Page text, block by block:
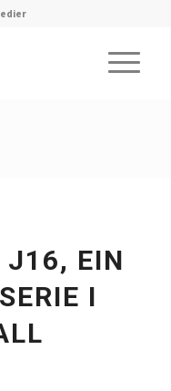
J16, EIN
I